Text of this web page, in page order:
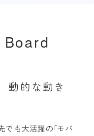
動的な動き
でも大活躍の「モバ